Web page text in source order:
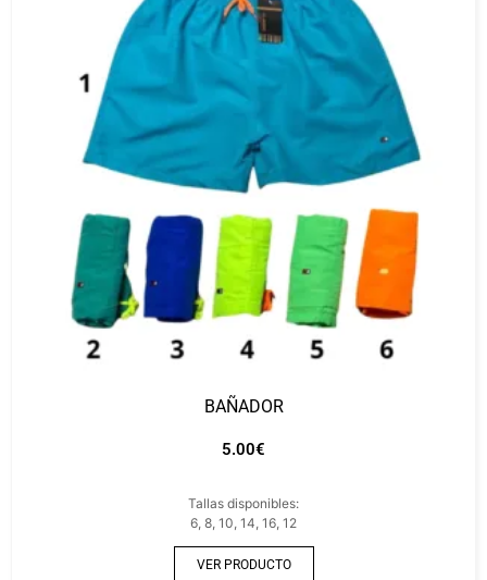
BAÑADOR
5.00€
Tallas disponibles:
6, 8, 10, 14, 16, 12
VER PRODUCTO